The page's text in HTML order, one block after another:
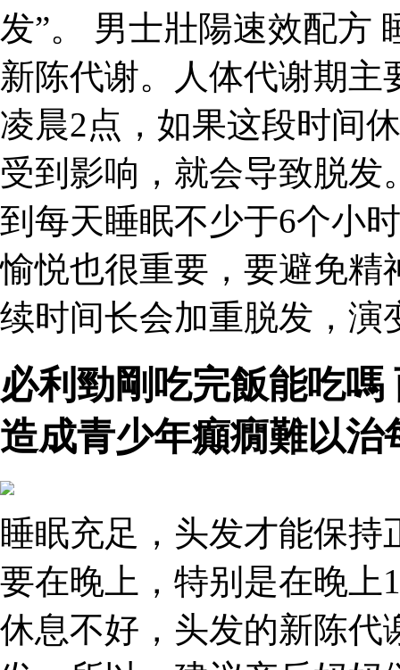
发”。 男士壯陽速效配方
新陈代谢。人体代谢期主
凌晨2点，如果这段时间
受到影响，就会导致脱
到每天睡眠不少于6个小
愉悦也很重要，要避免精
续时间长会加重脱发，演
必利勁剛吃完飯能吃
造成青少年癲癇難以治
睡眠充足，头发才能保
要在晚上，特别是在晚上
休息不好，头发的新陈代